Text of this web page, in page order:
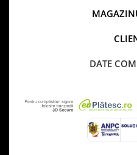
DATE